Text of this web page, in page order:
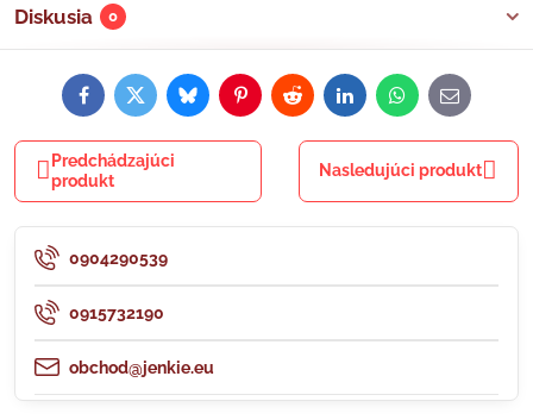
Diskusia 0
FacebookTwitterBlueskyPinterestRedditLinkedInWhatsApp
E-
mail
Predchádzajúci
produkt
Nasledujúci produkt
0904290539
0915732190
obchod@jenkie.eu